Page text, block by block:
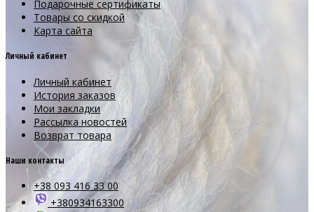
Подарочные сертификаты
Товары со скидкой
Карта сайта
Личный кабинет
Личный кабинет
История заказов
Мои закладки
Рассылка новостей
Возврат товара
Наши контакты
+38 093 416 33 00
+380934163300